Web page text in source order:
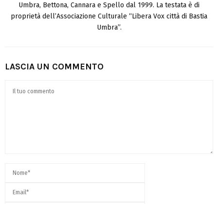
Umbra, Bettona, Cannara e Spello dal 1999. La testata è di
proprietà dell’Associazione Culturale “Libera Vox città di Bastia
Umbra”.
LASCIA UN COMMENTO